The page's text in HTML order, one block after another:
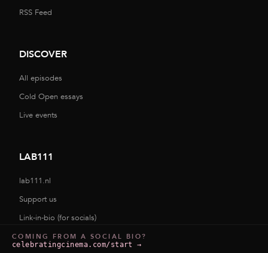
RSS Feed
DISCOVER
All episodes
Cold Open essays
Live events
LAB111
lab111.nl
Support us
Link-in-bio (for socials)
COMING FROM A SOCIAL BIO?
celebratingcinema.com/start→